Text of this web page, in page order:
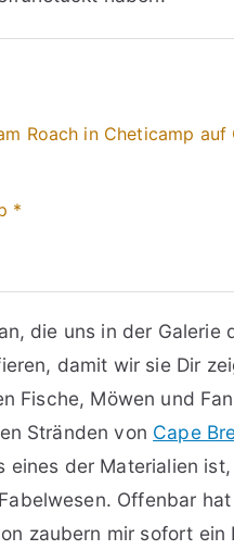
Roach in Cheticamp auf
*
die uns in der Galerie
damit wir sie Dir
Fische, Möwen und
Stränden von Cape
der Materialien
Offenbar
zaubern mir sofort ein